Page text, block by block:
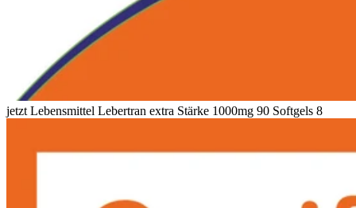
jetzt Lebensmittel Lebertran extra Stärke 1000mg 90 Softgels 8